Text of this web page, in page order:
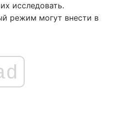
исследовать.
режим могут внести в